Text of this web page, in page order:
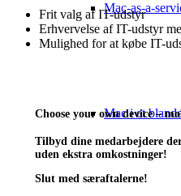
Mac-as-a-
Mac i et
Frit valg af IT-udstyr
Erhvervelse af IT-udstyr
Mulighed for at købe IT-
Choose your own device –
Tilbyd dine medarbejdere
uden ekstra omkostninger!
Slut med særaftalerne!